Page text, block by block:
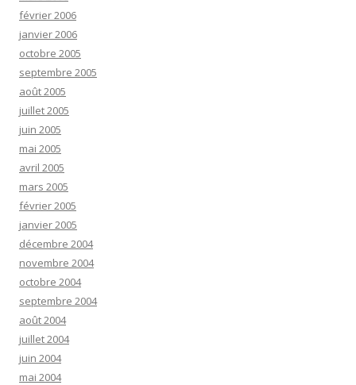
février 2006
janvier 2006
octobre 2005
septembre 2005
août 2005
juillet 2005
juin 2005
mai 2005
avril 2005
mars 2005
février 2005
janvier 2005
décembre 2004
novembre 2004
octobre 2004
septembre 2004
août 2004
juillet 2004
juin 2004
mai 2004